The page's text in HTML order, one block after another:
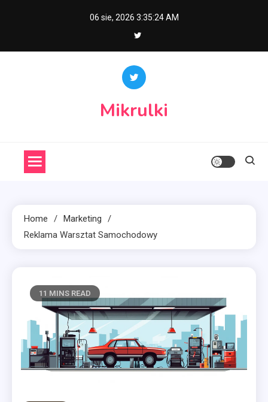
06 sie, 2026 3:35:25 AM
Mikrulki
Home
Marketing
Reklama Warsztat Samochodowy
11 MINS READ